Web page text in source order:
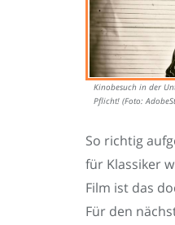
Kinobesuch in der
Pflicht! (Foto:
So richtig
für Klassiker
Film ist das
Für den